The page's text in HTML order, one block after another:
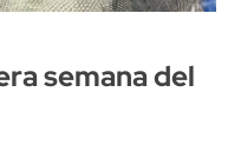
semana del